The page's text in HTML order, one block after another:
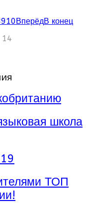
910ВперёдВ конец
14
школа
ТОП